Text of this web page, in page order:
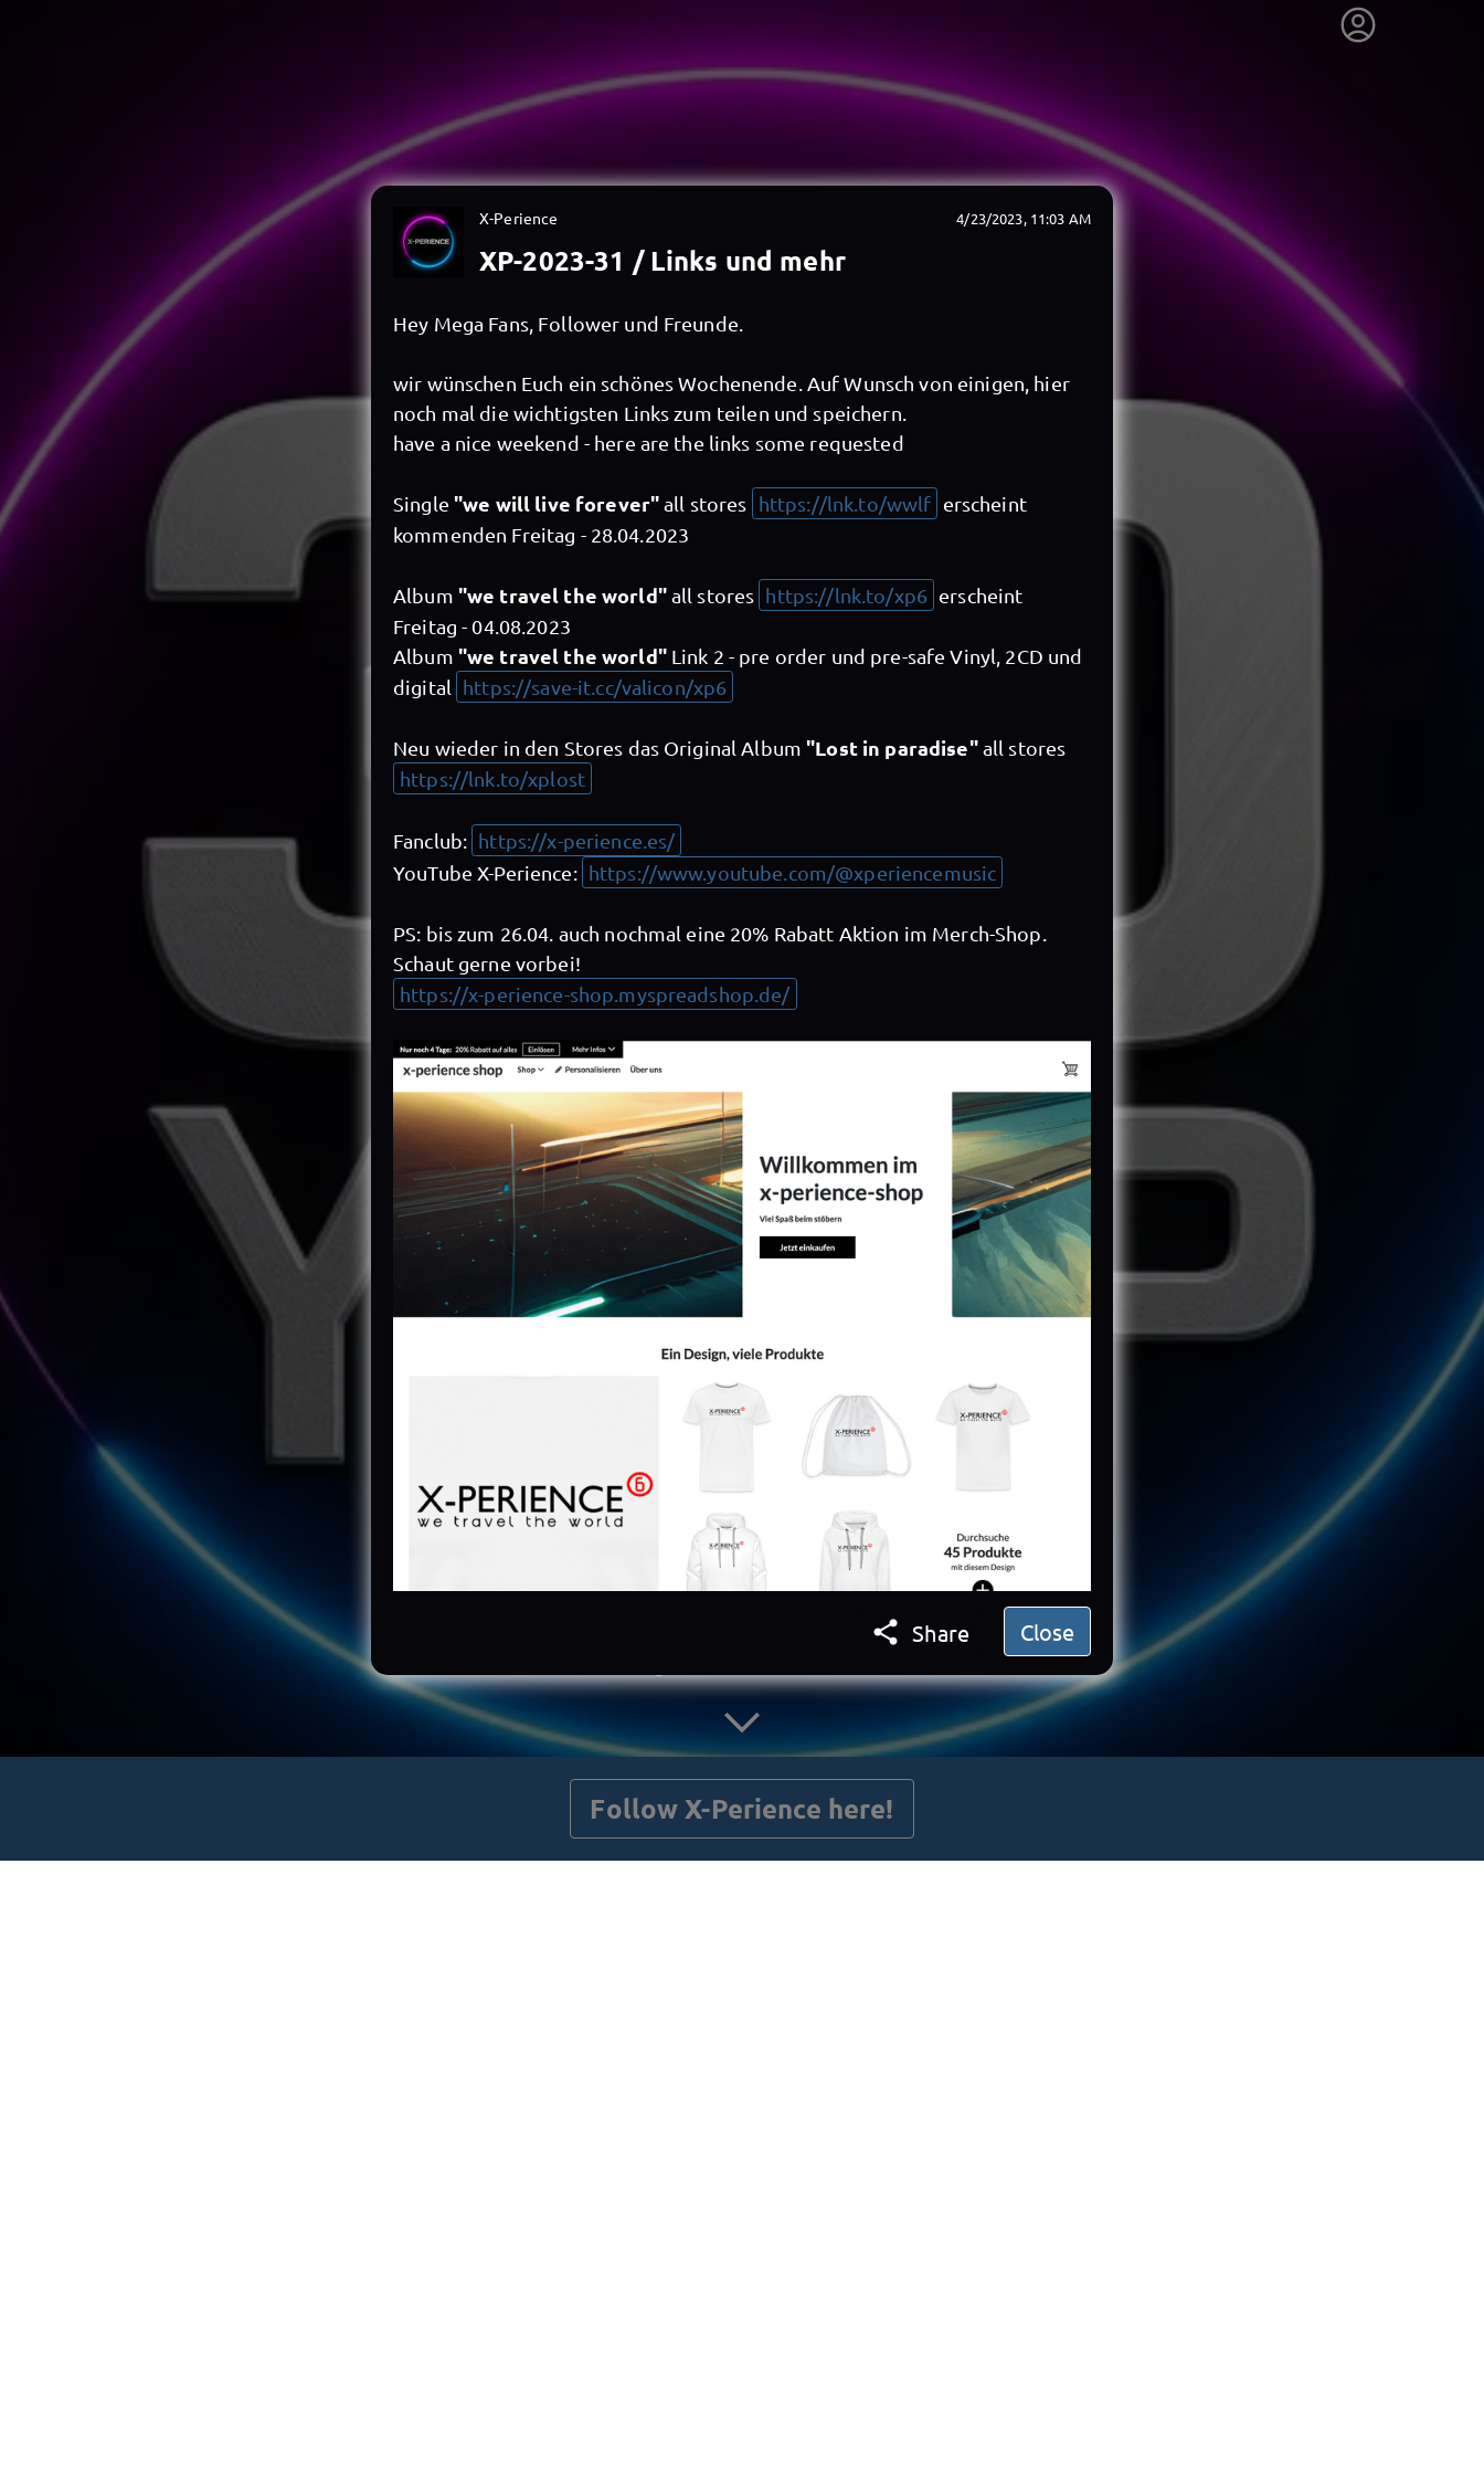
X-Perience
Follow X-Perience here!
X-Perience 4/23/2023, 11:03 AM
XP-2023-31 / Links und mehr
Hey Mega Fans, Follower und Freunde.
wir wünschen Euch ein schönes Wochenende. Auf Wunsch von einigen, hier
noch mal die wichtigsten Links zum teilen und speichern.
have a nice weekend - here are the links some requested
Single "we will live forever"all stores https://lnk.to/wwlf erscheint
kommenden Freitag - 28.04.2023
Album "we travel the world"all stores https://lnk.to/xp6 erscheint
Freitag - 04.08.2023
Album "we travel the world" Link 2 - pre order und pre-safe Vinyl, 2CD und
digital https://save-it.cc/valicon/xp6
Neu wieder in den Stores das Original Album "Lost in paradise"all stores
https://lnk.to/xplost
Fanclub: https://x-perience.es/
YouTube X-Perience: https://www.youtube.com/@xperiencemusic
PS: bis zum 26.04. auch nochmal eine 20% Rabatt Aktion im Merch-Shop.
Schaut gerne vorbei!
https://x-perience-shop.myspreadshop.de/
Viele Grüße XP
 Share Close